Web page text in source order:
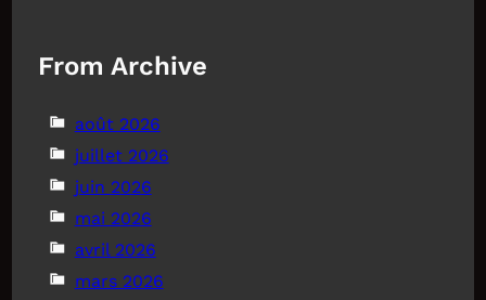
From Archive
août 2026
juillet 2026
juin 2026
mai 2026
avril 2026
mars 2026